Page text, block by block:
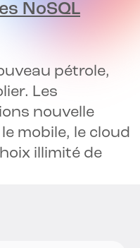
NoSQL
pétrole,
Les
nouvelle
mobile, le cloud
illimité de